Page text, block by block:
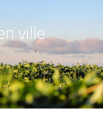
ville